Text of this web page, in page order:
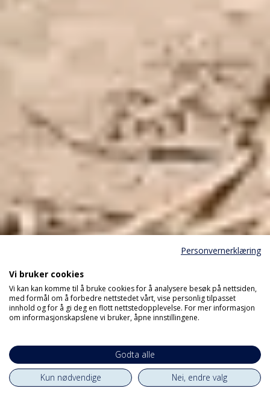
Personvernerklæring
Vi bruker cookies
Vi kan kan komme til å bruke cookies for å analysere besøk på nettsiden,
med formål om å forbedre nettstedet vårt, vise personlig tilpasset
innhold og for å gi deg en flott nettstedopplevelse. For mer informasjon
om informasjonskapslene vi bruker, åpne innstillingene.
Godta alle
Kun nødvendige
Nei, endre valg